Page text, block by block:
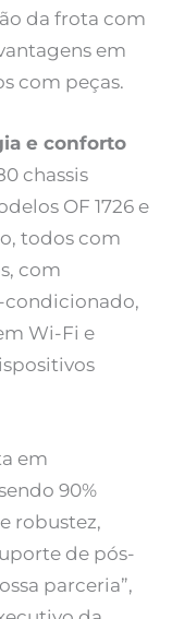
da frota com
em
com peças.
e conforto
chassis
OF 1726 e
todos com
com
condicionado,
Wi-Fi e
em
90%
robustez,
de pós-
parceria”,